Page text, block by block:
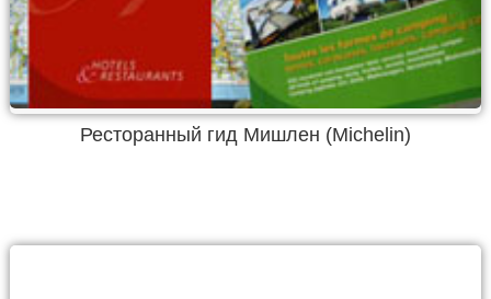
Ресторанный гид Мишлен (Michelin)